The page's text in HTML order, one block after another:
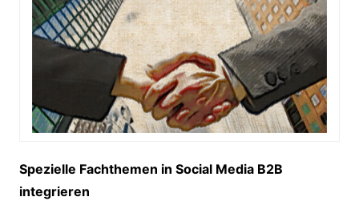
Spezielle Fachthemen in Social Media B2B
integrieren